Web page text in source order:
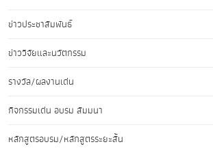
ข่าวประชาสัมพันธ์
ข่าววิจัยและนวัตกรรม
รางวัล/ผลงานเด่น
กิจกรรมเด่น อบรม สัมมนา
หลักสูตรอบรม/หลักสูตรระยะสั้น